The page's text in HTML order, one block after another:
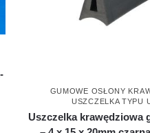
GUMOWE OSŁONY
USZCZELKA TYPU
Uszczelka krawędziowa